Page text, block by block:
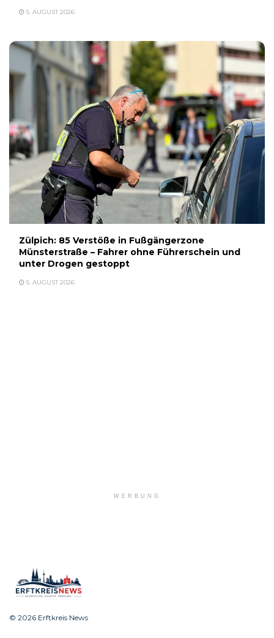
5. AUGUST 2026
Zülpich: 85 Verstöße in Fußgängerzone
Münsterstraße – Fahrer ohne Führerschein und
unter Drogen gestoppt
5. AUGUST 2026
WERBUNG
© 2026 Erftkreis News